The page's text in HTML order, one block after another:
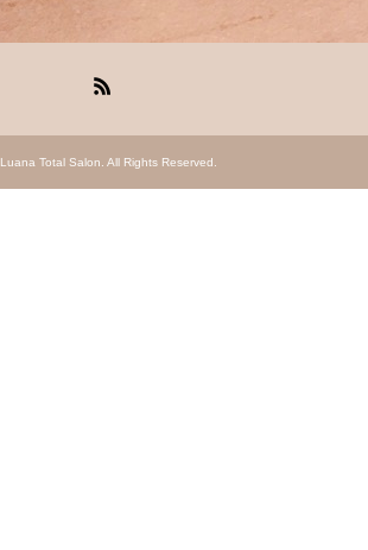
Luana Total Salon . All Rights Reserved.